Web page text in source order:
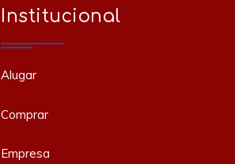
Institucional
Alugar
Comprar
Empresa